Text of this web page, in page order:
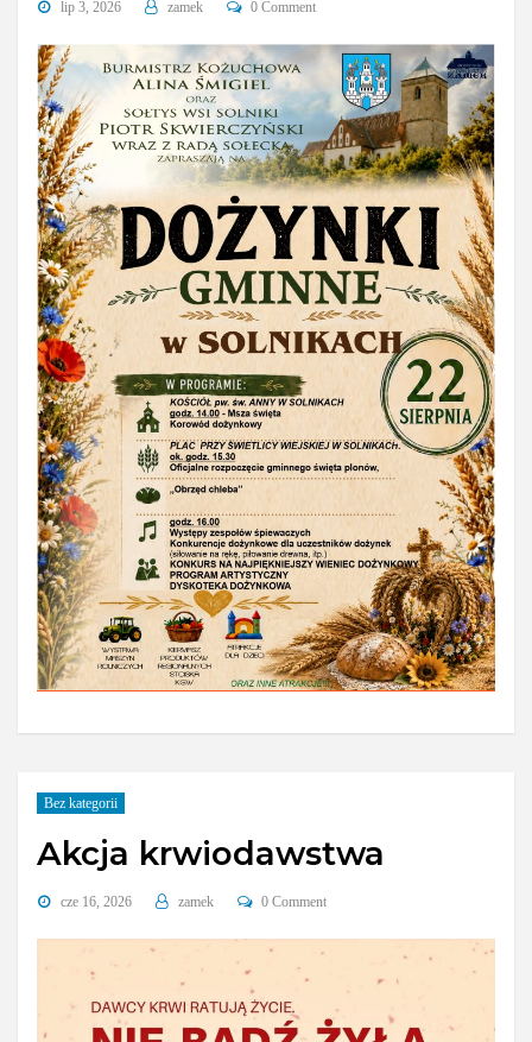
lip 3, 2026 zamek 0 Comment
Bez kategorii
Akcja krwiodawstwa
cze 16, 2026 zamek 0 Comment